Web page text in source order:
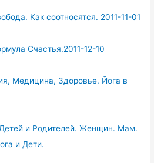
Как соотносятся. 2011-11-01
Счастья.2011-12-10
Медицина, Здоровье. Йога в
и Родителей. Женщин. Мам.
и Дети.